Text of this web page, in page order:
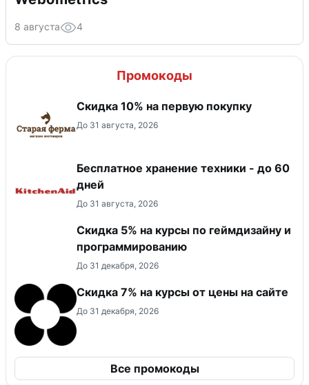
8 августа 4
Промокоды
Скидка​ 10% на первую покупку
До 31 августа, 2026
Бесплатное хранение техники - до 60
дней
До 31 августа, 2026
Скидка 5% на курсы по геймдизайну и
программированию
До 31 декабря, 2026
Скидка 7% на курсы от цены на сайте
До 31 декабря, 2026
Все промокоды